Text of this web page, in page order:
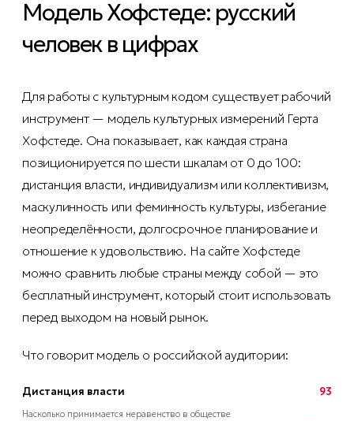
Модель Хофстеде: русский
человек в цифрах
Для работы с культурным кодом существует рабочий
инструмент — модель культурных измерений Герта
Хофстеде. Она показывает, как каждая страна
позиционируется по шести шкалам от 0 до 100:
дистанция власти, индивидуализм или коллективизм,
маскулинность или феминность культуры, избегание
неопределённости, долгосрочное планирование и
отношение к удовольствию. На сайте Хофстеде
можно сравнить любые страны между собой — это
бесплатный инструмент, который стоит использовать
перед выходом на новый рынок.
Что говорит модель о российской аудитории:
Дистанция власти
Насколько принимается неравенство в обществе
93